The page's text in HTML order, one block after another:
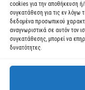
cookies για την αποθήκευση
συγκατάθεση για τις εν λόγω
δεδομένα προσωπικού
αναγνωριστικά σε αυτόν τον
συγκατάθεσης, μπορεί να
δυνατότητες.
Χρησιμοποιούμε cookies